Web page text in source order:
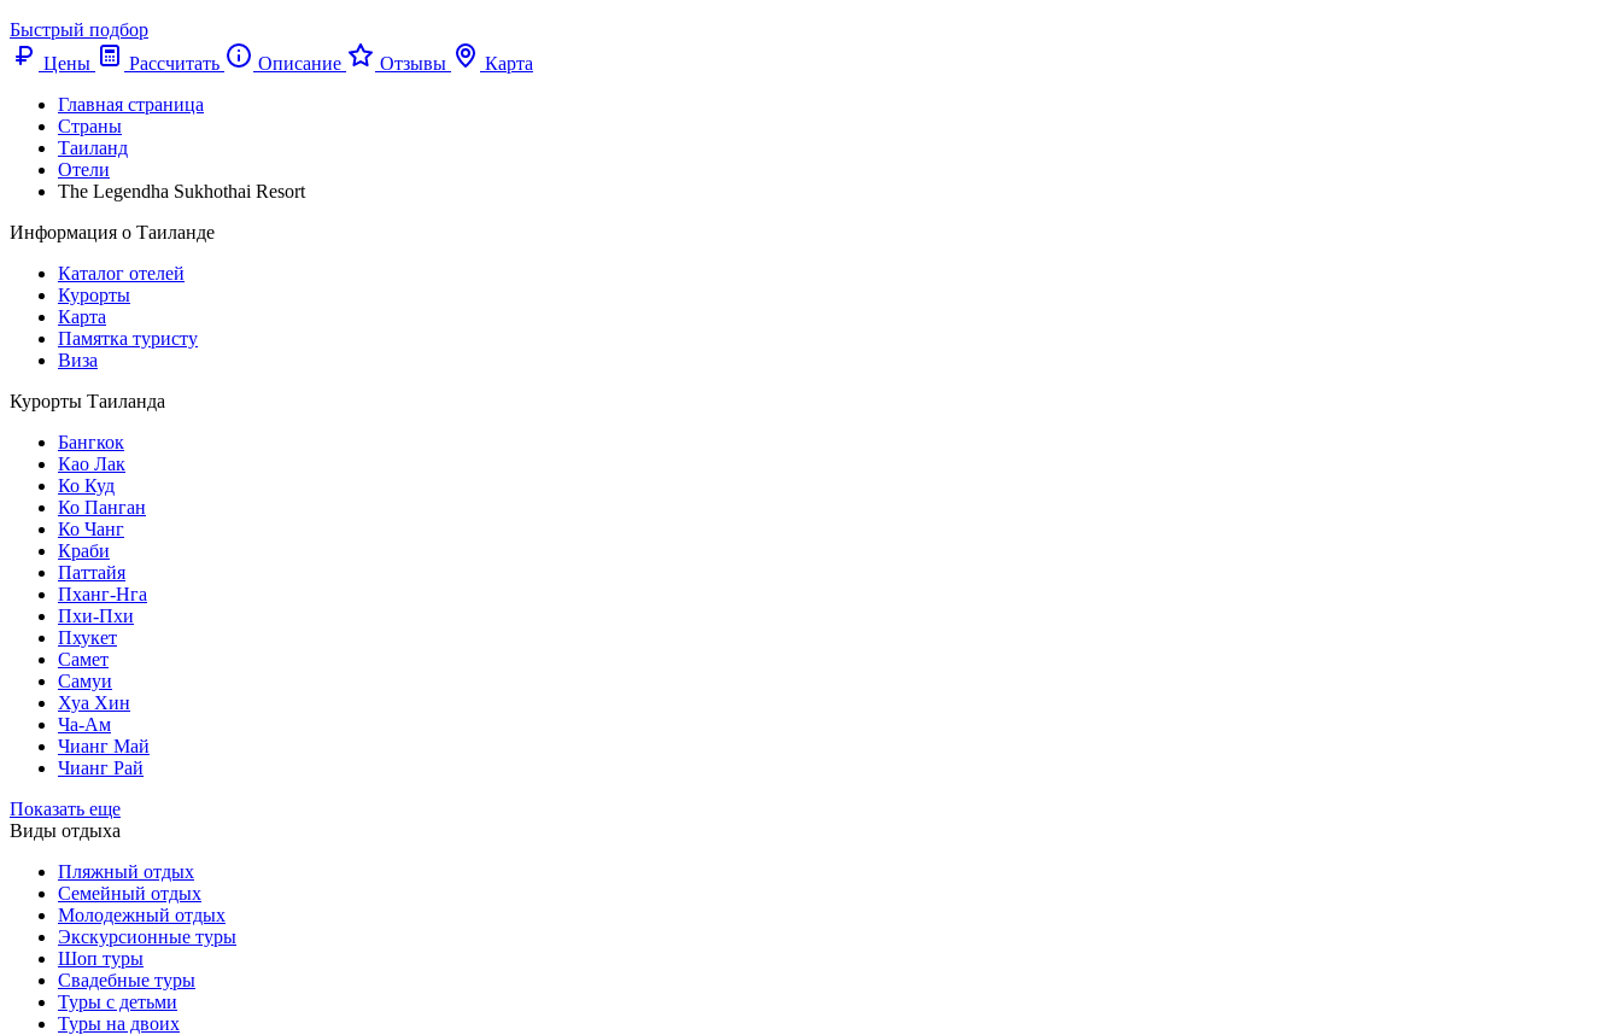
Быстрый подбор
Цены
Рассчитать Описание Отзывы
Карта
Главная страница
Cтраны
Таиланд
Отели
The Legendha Sukhothai Resort
Информация о Таиланде
Каталог отелей
Курорты
Карта
Памятка туристу
Виза
Курорты Таиланда
Бангкок
Као Лак
Ко Куд
Ко Панган
Ко Чанг
Краби
Паттайя
Пханг-Нга
Пхи-Пхи
Пхукет
Самет
Самуи
Хуа Хин
Ча-Ам
Чианг Май
Чианг Рай
Показать еще
Виды отдыха
Пляжный отдых
Семейный отдых
Молодежный отдых
Экскурсионные туры
Шоп туры
Свадебные туры
Туры с детьми
Туры на двоих